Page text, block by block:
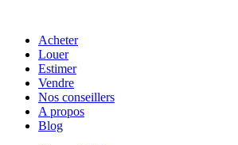
Acheter
Louer
Estimer
Vendre
Nos conseillers
A propos
Blog